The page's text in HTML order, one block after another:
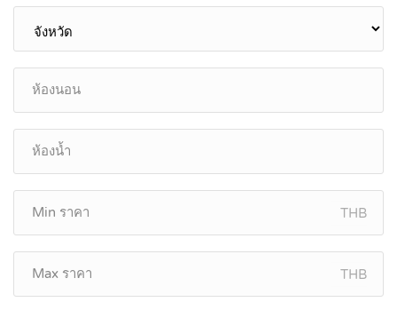
THB
THB